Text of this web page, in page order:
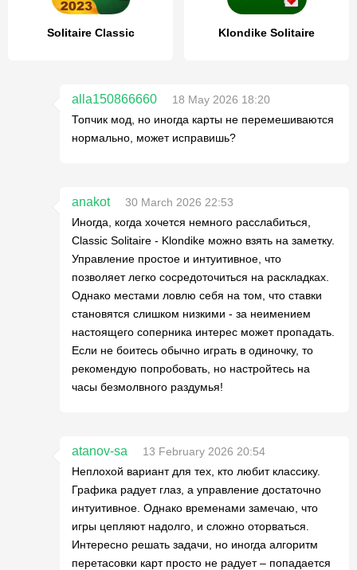
Solitaire Classic Klondike Solitaire
alla150866660
18 May 2026 18:20
Топчик мод, но иногда карты не перемешиваются
нормально, может исправишь?
anakot
30 March 2026 22:53
Иногда, когда хочется немного расслабиться,
Classic Solitaire - Klondike можно взять на заметку.
Управление простое и интуитивное, что
позволяет легко сосредоточиться на раскладках.
Однако местами ловлю себя на том, что ставки
становятся слишком низкими - за неимением
настоящего соперника интерес может пропадать.
Если не боитесь обычно играть в одиночку, то
рекомендую попробовать, но настройтесь на
часы безмолвного раздумья!
atanov-sa
13 February 2026 20:54
Неплохой вариант для тех, кто любит классику.
Графика радует глаз, а управление достаточно
интуитивное. Однако временами замечаю, что
игры цепляют надолго, и сложно оторваться.
Интересно решать задачи, но иногда алгоритм
перетасовки карт просто не радует – попадается